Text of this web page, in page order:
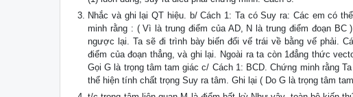
Nhắc và ghi lại QT hiệu. b/ Cách 1: Ta có Suy ra: Các em có
minh rằng : ( Vì là trung điểm của AD, N là trung điểm đoạn
ngược lại. Ta sẽ đi trình bày biến đổi vế trái về bằng vế phải.
điểm của đoạn thẳng, và ghi lại. Ngoài ra ta còn 1đẳng thức
Gọi G là trọng tâm tam giác c/ Cách 1: BCD. Chứng minh rằng
thể hiện tính chất trọng Suy ra tâm. Ghi lại ( Do G là trọng tâm